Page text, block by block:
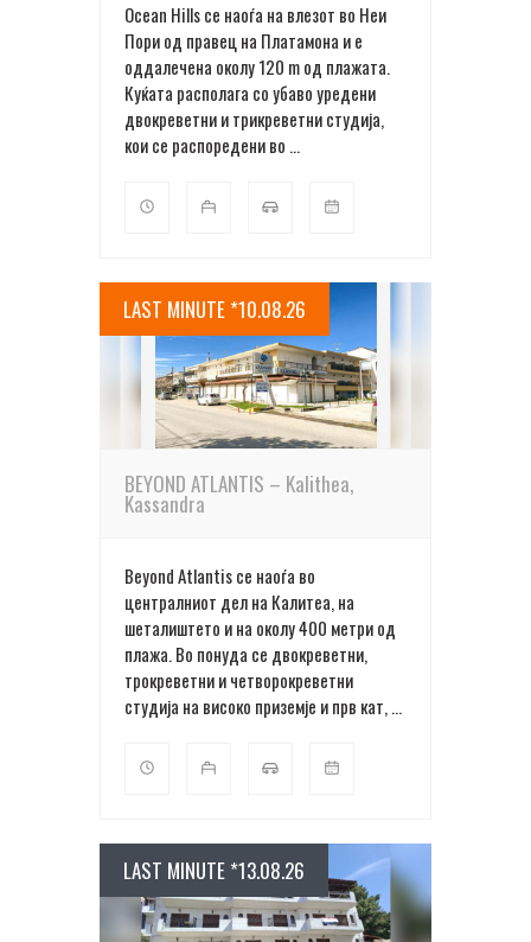
Ocean Hills се наоѓа на влезот во Неи
Пори од правец на Платамона и е
оддалечена околу 120 m од плажата.
Куќата располага со убаво уредени
двокреветни и трикреветни студија,
кои се распоредени во ...
LAST MINUTE *10.08.26
ПОВЕЌЕ ДЕТАЛИ
BEYOND ATLANTIS – Kalithea,
Kassandra
Beyond Atlantis се наоѓа во
централниот дел на Калитеа, на
шеталиштето и на околу 400 метри од
плажа. Во понуда се двокреветни,
трокреветни и четворокреветни
студија на високо приземје и прв кат, ...
LAST MINUTE *13.08.26
ПОВЕЌЕ ДЕТАЛИ